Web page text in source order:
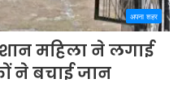
अपना शहर
महिला ने लगाई
ने बचाई जान